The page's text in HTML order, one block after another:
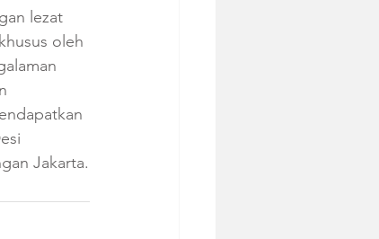
lezat
oleh
Jakarta.